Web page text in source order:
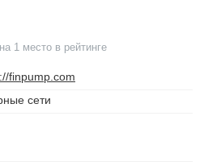
1 место в рейтинге
finpump.com
сети